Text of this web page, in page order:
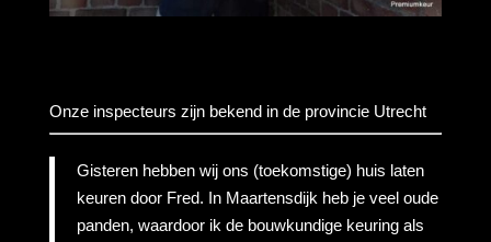
Onze inspecteurs zijn bekend in de provincie Utrecht
Gisteren hebben wij ons (toekomstige) huis laten
keuren door Fred. In Maartensdijk heb je veel oude
panden, waardoor ik de bouwkundige keuring als